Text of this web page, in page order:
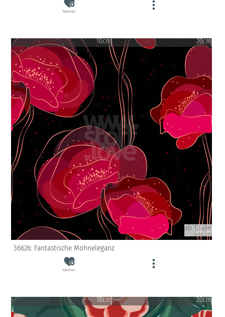
Merken
10cm 20cm
ab 12.49€
(inkl. USt)
36626: Fantastische Mohneleganz
Merken
10cm 20cm